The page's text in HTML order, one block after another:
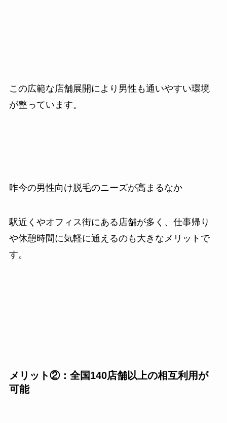
この広範な店舗展開により男性も通いやすい環境
が整っています。
昨今の男性向け脱毛のニーズが高まるなか
駅近くやオフィス街にある店舗が多く、仕事帰り
や休憩時間に気軽に通えるのも大きなメリットで
す。
メリット②：全国140店舗以上の相互利用が
可能